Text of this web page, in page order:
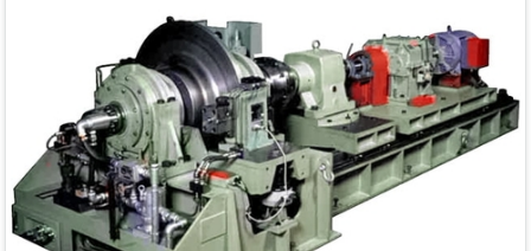
Mã giảm giá:
Ngày hết hạn: